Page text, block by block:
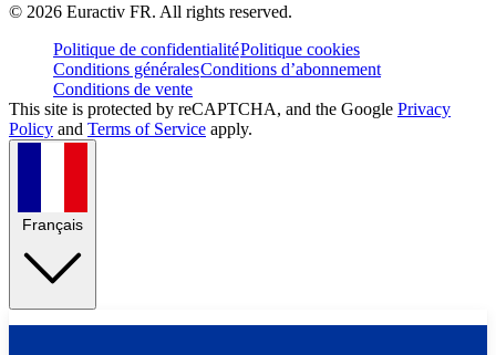
© 2026 Euractiv FR. All rights reserved.
Politique de confidentialitéPolitique cookies
Conditions généralesConditions d’abonnement
Conditions de vente
This site is protected by reCAPTCHA, and the Google Privacy
Policy and Terms of Service apply.
Français